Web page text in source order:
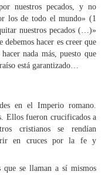
nuestros pecados, y no
los de todo el mundo» (1
nuestros pecados (…)»
hacer es creer que
nada más, puesto que
está garantizado…
en el Imperio romano.
Ellos fueron crucificados a
cristianos se rendían
en cruces por la fe y
que se llaman a sí mismos